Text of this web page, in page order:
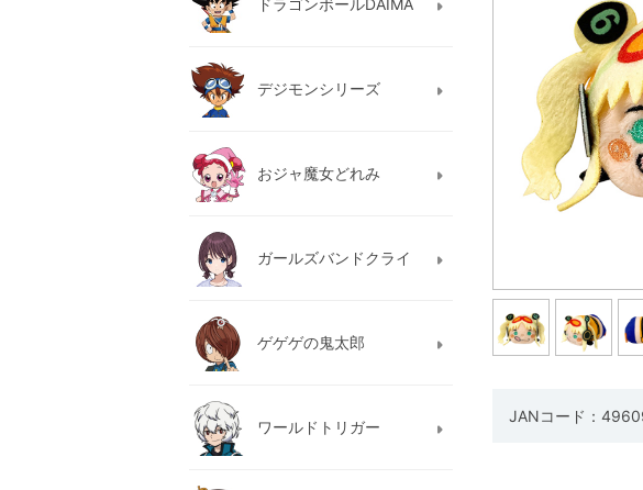
JANコード：
ドラゴンボールDAIMA
デジモンシリーズ
おジャ魔女どれみ
ガールズバンドクライ
ゲゲゲの鬼太郎
ワールドトリガー